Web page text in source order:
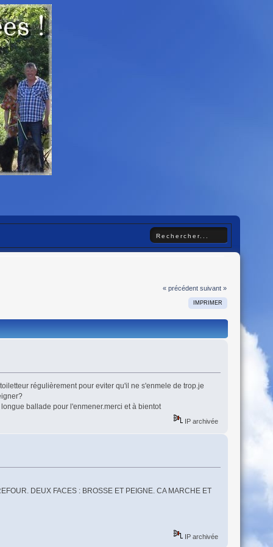
« précédent suivant »
IMPRIMER
régulièrement pour eviter qu'il ne s'enmele de trop.je
ballade pour l'enmener.merci et à bientot
IP archivée
DEUX FACES : BROSSE ET PEIGNE. CA MARCHE ET
IP archivée